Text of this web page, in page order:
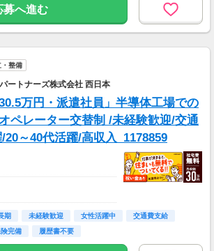
募へ進む
・整備
ートナーズ株式会社 西日本
万円・派遣社員」半導体工場での
ペレーター交替制 /未経験歓迎/交通
～40代活躍/高収入_1178859
期 未経験歓迎 女性活躍中
交通費支給
完備 履歴書不要